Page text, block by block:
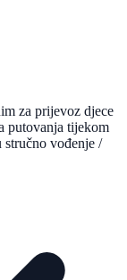
za prijevoz djece
putovanja tijekom
stručno vođenje /